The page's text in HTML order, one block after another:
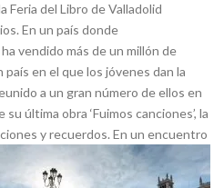
Feria del Libro de Valladolid
En un país donde
vendido más de un millón de
en el que los jóvenes dan la
a un gran número de ellos en
última obra ‘Fuimos canciones’, la
y recuerdos. En un encuentro